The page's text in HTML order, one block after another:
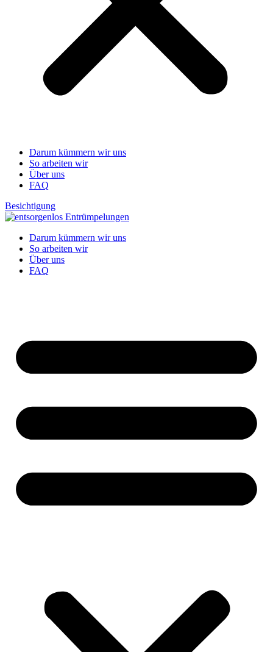
Darum kümmern wir uns
So arbeiten wir
Über uns
FAQ
Besichtigung
Darum kümmern wir uns
So arbeiten wir
Über uns
FAQ